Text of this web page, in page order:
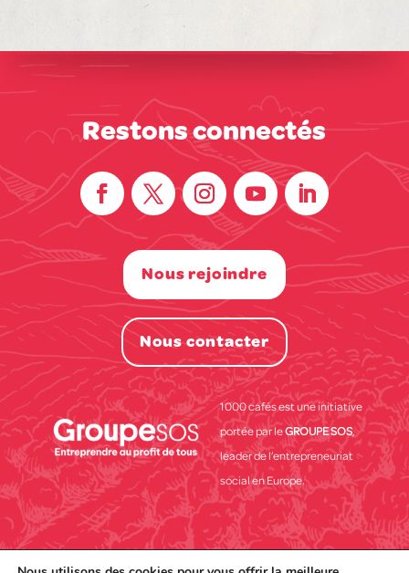
Restons connectés
Nous rejoindre
Nous contacter
1000 cafés est une initiative
portée par leGROUPE SOS,
leader de l’entrepreneuriat
social en Europe.
© 1000 cafés Tous droits réservées 2021